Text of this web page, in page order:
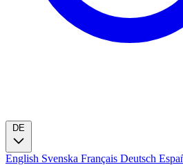
English Svenska Français Deutsch